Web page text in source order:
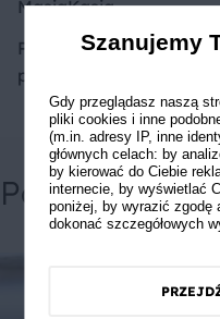
MasiaKasia
Pyszna, zdrowa sałatka
prosto z Włoch
Powiązane
Szanujemy
Gdy przeglądasz naszą
pliki cookies i inne
(m.in. adresy IP, inne
głównych celach: by
by kierować do Ciebie
internecie, by wyświetlać
poniżej, by wyrazić zgodę
dokonać szczegółowych